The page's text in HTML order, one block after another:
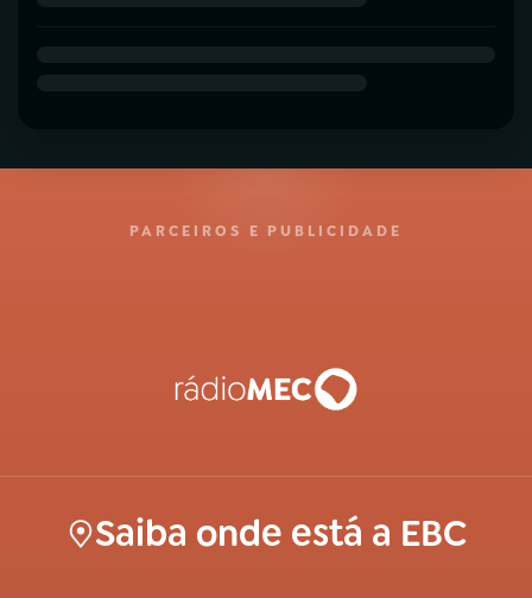
PARCEIROS E PUBLICIDADE
Saiba onde está a EBC